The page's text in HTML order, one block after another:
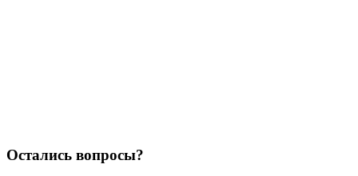
Остались вопросы?